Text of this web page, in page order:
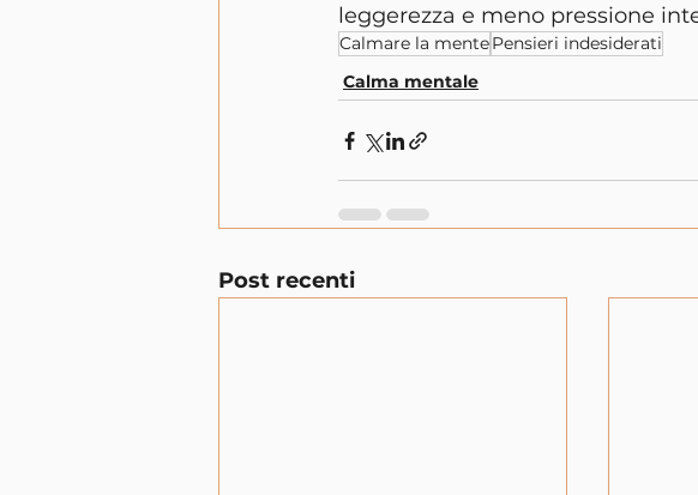
leggerezza e meno pressione
Calmare la mentePensieri indesiderati
Calma mentale
Post recenti